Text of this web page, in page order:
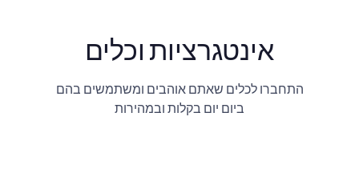
אינטגרציות וכלים
התחברו לכלים שאתם אוהבים ומשתמשים בהם
ביום יום בקלות ובמהירות